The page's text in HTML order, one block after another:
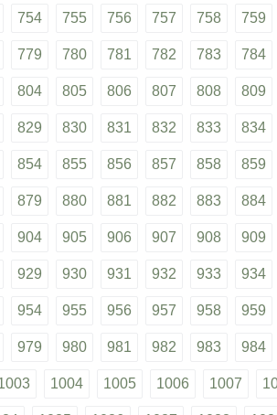
754 755 756 757 758 759
779 780 781 782 783 784
804 805 806 807 808 809
829 830 831 832 833 834
854 855 856 857 858 859
879 880 881 882 883 884
904 905 906 907 908 909
929 930 931 932 933 934
954 955 956 957 958 959
979 980 981 982 983 984
1004 1005 1006 1007